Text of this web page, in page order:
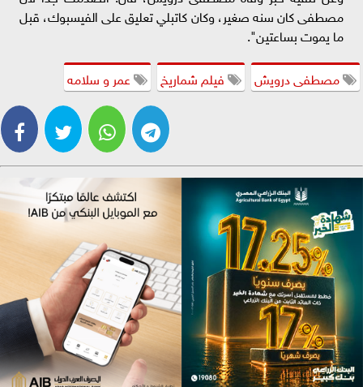
مصطفى كان سنه صغير، وكان كاتبلي تعليق على الفيسبوك، قبل
ما يموت بساعتين".
مصطفى درويش
فيلم شماريخ عمر و سلامه